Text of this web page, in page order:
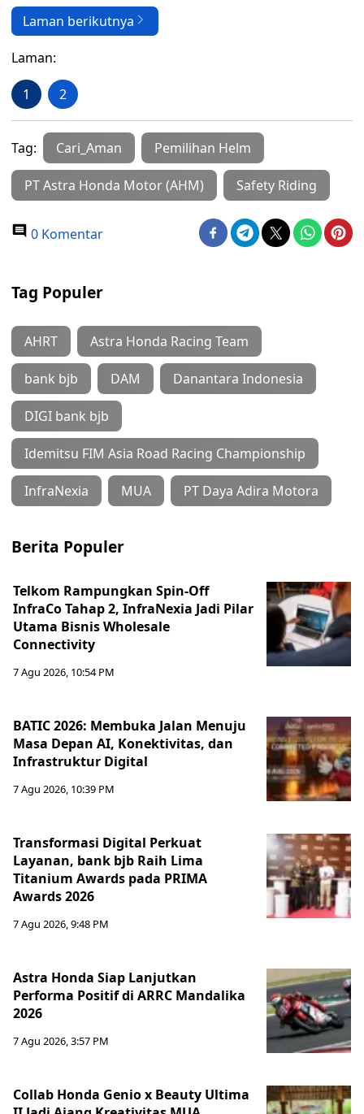
Laman berikutnya
Laman:
1 2
Tag: Cari_Aman Pemilihan Helm
PT Astra Honda Motor (AHM) Safety Riding
0 Komentar
Tag Populer
AHRT Astra Honda Racing Team
bank bjb DAM Danantara Indonesia
DIGI bank bjb
Idemitsu FIM Asia Road Racing Championship
InfraNexia MUA PT Daya Adira Motora
Berita Populer
Telkom Rampungkan Spin-Off
InfraCo Tahap 2, InfraNexia Jadi Pilar
Utama Bisnis Wholesale
Connectivity
7 Agu 2026, 10:54 PM
BATIC 2026: Membuka Jalan Menuju
Masa Depan AI, Konektivitas, dan
Infrastruktur Digital
7 Agu 2026, 10:39 PM
Transformasi Digital Perkuat
Layanan, bank bjb Raih Lima
Titanium Awards pada PRIMA
Awards 2026
7 Agu 2026, 9:48 PM
Astra Honda Siap Lanjutkan
Performa Positif di ARRC Mandalika
2026
7 Agu 2026, 3:57 PM
Collab Honda Genio x Beauty Ultima